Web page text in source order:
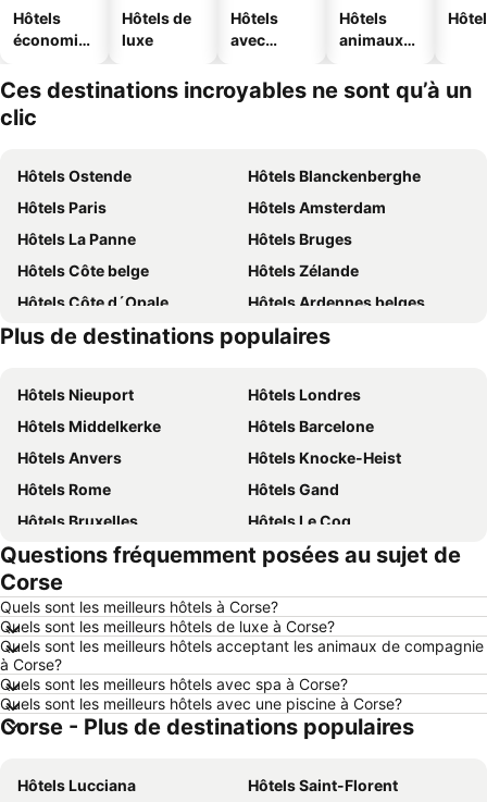
Hôtels
économiq
Hôtels de
luxe
Hôtels
avec
Hôtels
animaux
Ces destinations incroyables ne sont qu’à un
clic
Hôtels Ostende
Hôtels Blanckenberghe
Hôtels Paris
Hôtels Amsterdam
Hôtels La Panne
Hôtels Bruges
Hôtels Côte belge
Hôtels Zélande
Hôtels Côte d´Opale
Hôtels Ardennes belges
Hôtels Belgique
Hôtels Majorque
Plus de destinations populaires
Hôtels Nieuport
Hôtels Londres
Hôtels Middelkerke
Hôtels Barcelone
Hôtels Anvers
Hôtels Knocke-Heist
Hôtels Rome
Hôtels Gand
Hôtels Bruxelles
Hôtels Le Coq
Hôtels Rotterdam
Hôtels Hasselt
Hôtels Le Touquet-Paris-Plage
Hôtels Dunkerque
Hôtels Málaga
Hôtels Maastricht
Hôtels La Haye
Hôtels Boulogne-sur-Mer
Hôtels Luxembourg
Hôtels Espagne
Hôtels Ténérife
Hôtels France
Hôtels Ibiza
Questions fréquemment posées au sujet de
Corse
Quels sont les meilleurs hôtels à Corse?
Quels sont les meilleurs hôtels de luxe à Corse?
Quels sont les meilleurs hôtels acceptant les animaux de compagnie
à Corse?
Quels sont les meilleurs hôtels avec spa à Corse?
Quels sont les meilleurs hôtels avec une piscine à Corse?
Corse - Plus de destinations populaires
Hôtels Lucciana
Hôtels Saint-Florent